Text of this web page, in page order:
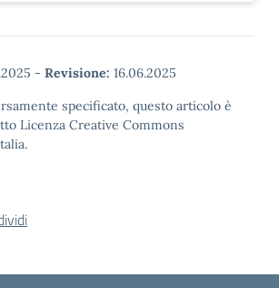
- Revisione: 16.06.2025
specificato, questo articolo è
Licenza Creative Commons